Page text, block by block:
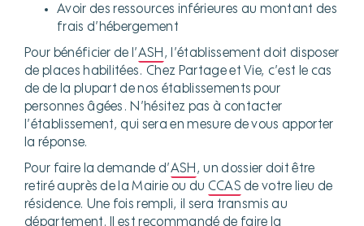
Avoir des ressources inférieures au montant des
frais d’hébergement
Pour bénéficier de l’ASH , l’établissement doit disposer
de places habilitées. Chez Partage et Vie, c’est le cas
de de la plupart de nos établissements pour
personnes âgées. N’hésitez pas à contacter
l’établissement, qui sera en mesure de vous apporter
la réponse.
Pour faire la demande d’ASH , un dossier doit être
retiré auprès de la Mairie ou du CCAS de votre lieu de
résidence. Une fois rempli, il sera transmis au
département. Il est recommandé de faire la